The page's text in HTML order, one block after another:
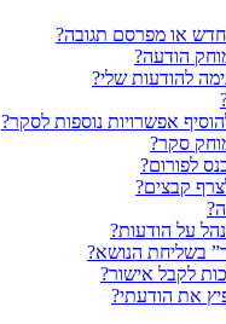
חדש או מפרסם תגובה?
הודעה?
להודעות שלי?
אפשרויות נוספות לסקר?
סקר?
לפורום?
קבצים?
על הודעות?
בשליחת הנושא?
לקבל אישור?
את הודעתי?